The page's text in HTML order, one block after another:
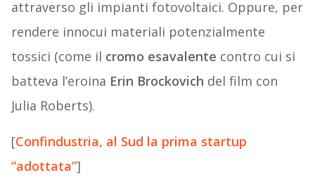
attraverso gli impianti fotovoltaici. Oppure, per
rendere innocui materiali potenzialmente
tossici (come il cromo esavalente contro cui si
batteva l’eroina Erin Brockovich del film con
Julia Roberts).
[Confindustria, al Sud la prima startup
“adottata”]